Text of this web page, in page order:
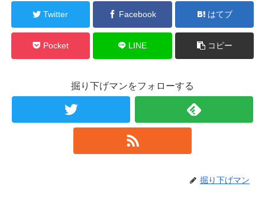
Twitter Facebook はてブ
Pocket LINE コピー
掘り下げマンをフォローする
掘り下げマン